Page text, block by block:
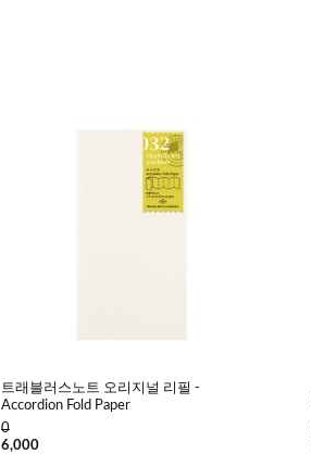
트래블러스노트 오리지널 리필 -
Accordion Fold Paper
0
6,000